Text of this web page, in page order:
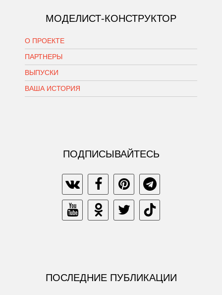
МОДЕЛИСТ-КОНСТРУКТОР
О ПРОЕКТЕ
ПАРТНЕРЫ
ВЫПУСКИ
ВАША ИСТОРИЯ
ПОДПИСЫВАЙТЕСЬ
ПОСЛЕДНИЕ ПУБЛИКАЦИИ